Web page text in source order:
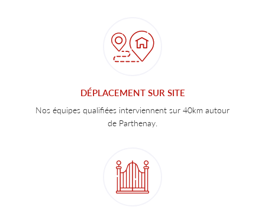
DÉPLACEMENT SUR SITE
Nos équipes qualifiées interviennent sur 40km autour
de Parthenay.